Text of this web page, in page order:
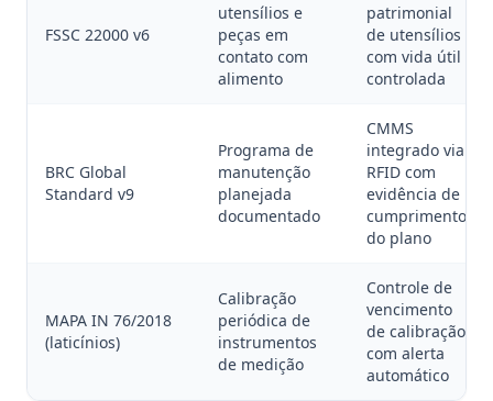
FSSC 22000 v6
utensílios e
peças em
contato com
alimento
patrimonial
de utensílios
com vida útil
controlada
BRC Global
Standard v9
Programa de
manutenção
planejada
documentado
CMMS
integrado via
RFID com
evidência de
cumprimento
do plano
MAPA IN 76/2018
(laticínios)
Calibração
periódica de
instrumentos
de medição
Controle de
vencimento
de calibração
com alerta
automático